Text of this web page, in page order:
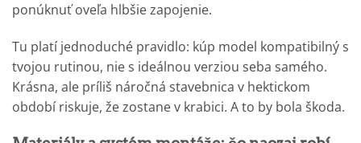
ponúknuť oveľa hlbšie zapojenie.
Tu platí jednoduché pravidlo: kúp model kompatibilný s
tvojou rutinou, nie s ideálnou verziou seba samého.
Krásna, ale príliš náročná stavebnica v hektickom
období riskuje, že zostane v krabici. A to by bola škoda.